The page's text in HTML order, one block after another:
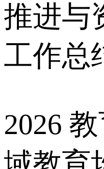
推进与
工作总
2026